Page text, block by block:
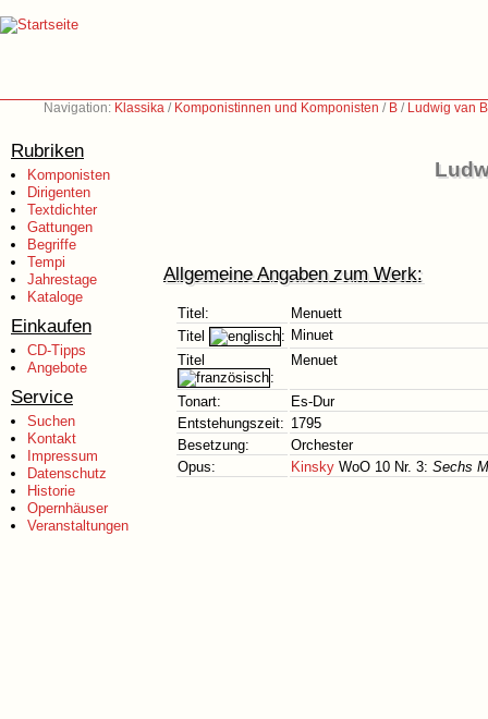
Navigation: Klassika / Komponistinnen und Komponisten / B / Ludwig van
Rubriken
Komponisten
Dirigenten
Textdichter
Gattungen
Begriffe
Tempi
Jahrestage
Kataloge
Einkaufen
CD-Tipps
Angebote
Service
Suchen
Kontakt
Impressum
Datenschutz
Historie
Opernhäuser
Veranstaltungen
Allgemeine Angaben zum Werk:
Titel:
Menuett
Titel
: Minuet
Titel
:
Menuet
Tonart:
Es-Dur
Entstehungszeit: 1795
Besetzung:
Orchester
Opus:
Kinsky WoO 10 Nr. 3: Sechs